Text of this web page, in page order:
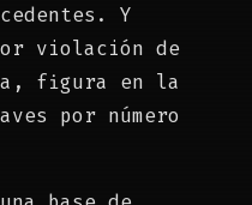
Y
violación de
figura en la
por número